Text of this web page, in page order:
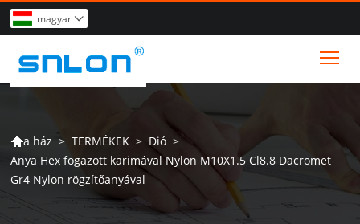
magyar 
a ház > TERMÉKEK > Dió >
Anya Hex fogazott karimával Nylon M10X1.5 Cl8.8 Dacromet
Gr4 Nylon rögzítőanyával